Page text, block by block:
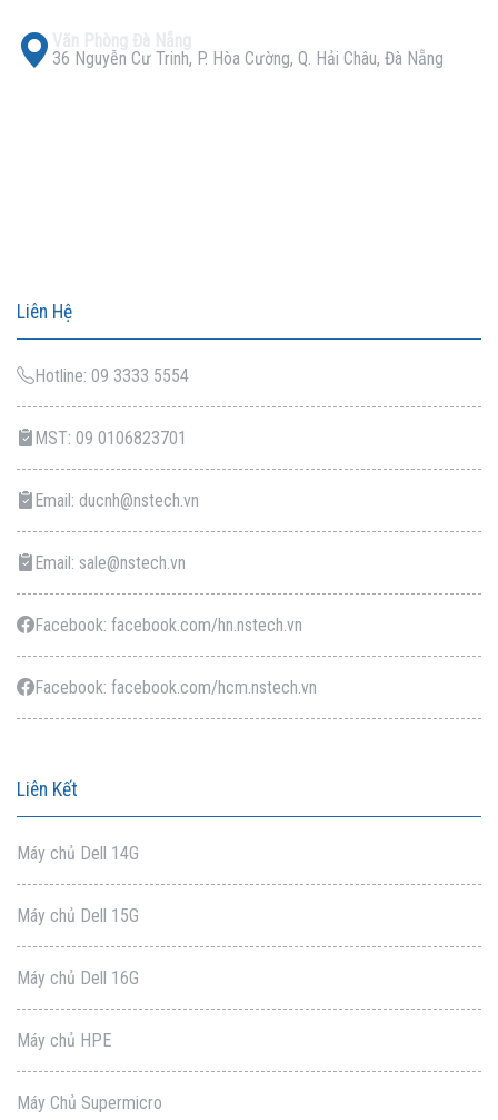
36 Nguyễn Cư Trinh, P. Hòa Cường, Q. Hải Châu, Đà Nẵng
Liên Hệ
Hotline: 09 3333 5554
MST: 09 0106823701
Email: ducnh@nstech.vn
Email: sale@nstech.vn
Facebook: facebook.com/hn.nstech.vn
Facebook: facebook.com/hcm.nstech.vn
Liên Kết
Máy chủ Dell 14G
Máy chủ Dell 15G
Máy chủ Dell 16G
Máy chủ HPE
Máy Chủ Supermicro